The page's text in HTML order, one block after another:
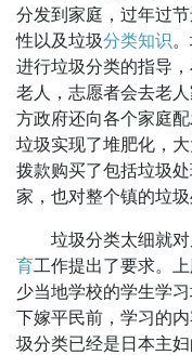
分发到家庭，过年过
性以及垃圾分类知识
进行垃圾分类的指导
老人，志愿者会去老
方政府还向各个家庭
垃圾实现了堆肥化，
拨款购买了包括垃圾
家，也对整个镇的垃圾
垃圾分类太细就对
育工作提出了要求。
少当地学校的学生学
下嫁平民前，学习的
圾分类已经是日本主妇